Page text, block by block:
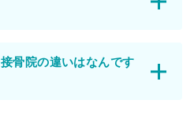
骨院の違いはなんです